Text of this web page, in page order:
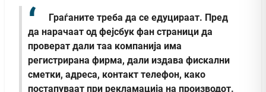
Граѓаните треба да се едуцираат. Пред
да нарачаат од фејсбук фан страници да
проверат дали таа компанија има
регистрирана фирма, дали издава фискални
сметки, адреса, контакт телефон, како
постапуваат при рекламација на производот.